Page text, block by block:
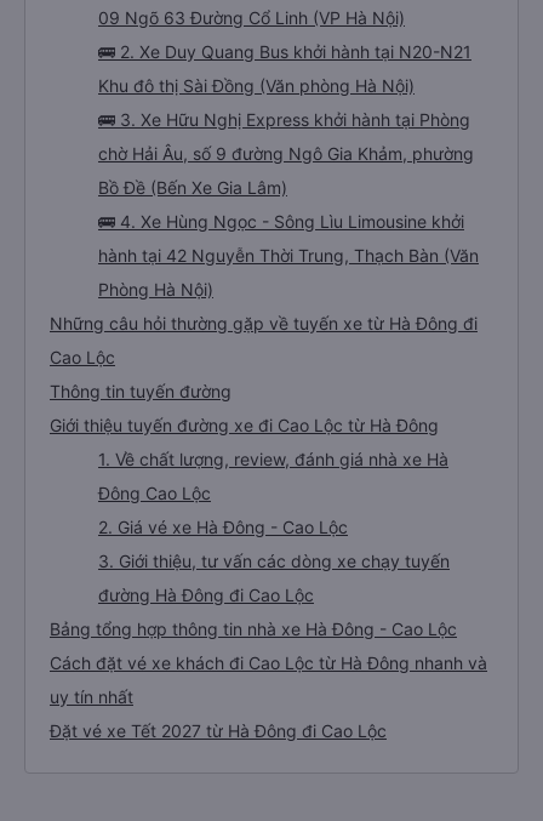
09 Ngõ 63 Đường Cổ Linh (VP Hà Nội)
🚌 2. Xe Duy Quang Bus khởi hành tại N20-N21
Khu đô thị Sài Đồng (Văn phòng Hà Nội)
🚌 3. Xe Hữu Nghị Express khởi hành tại Phòng
chờ Hải Âu, số 9 đường Ngô Gia Khảm, phường
Bồ Đề (Bến Xe Gia Lâm)
🚌 4. Xe Hùng Ngọc - Sông Lìu Limousine khởi
hành tại 42 Nguyễn Thời Trung, Thạch Bàn (Văn
Phòng Hà Nội)
Những câu hỏi thường gặp về tuyến xe từ Hà Đông đi
Cao Lộc
Thông tin tuyến đường
Giới thiệu tuyến đường xe đi Cao Lộc từ Hà Đông
1. Về chất lượng, review, đánh giá nhà xe Hà
Đông Cao Lộc
2. Giá vé xe Hà Đông - Cao Lộc
3. Giới thiệu, tư vấn các dòng xe chạy tuyến
đường Hà Đông đi Cao Lộc
Bảng tổng hợp thông tin nhà xe Hà Đông - Cao Lộc
Cách đặt vé xe khách đi Cao Lộc từ Hà Đông nhanh và
uy tín nhất
Đặt vé xe Tết 2027 từ Hà Đông đi Cao Lộc